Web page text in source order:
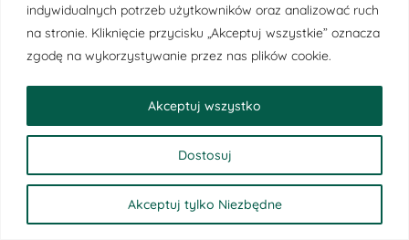
indywidualnych potrzeb użytkowników oraz analizować ruch
na stronie. Kliknięcie przycisku „Akceptuj wszystkie” oznacza
zgodę na wykorzystywanie przez nas plików cookie.
Dostosuj
Akceptuj tylko Niezbędne
Akceptuj wszystko
Ważne linki
Polityka Prywatności
Obowiązek informacyjny RODO